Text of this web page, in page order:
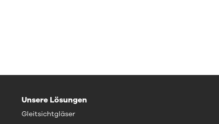
Unsere Lösungen
Gleitsichtgläser